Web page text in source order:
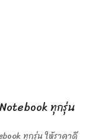
ทุกรุ่น
ทุกรุ่น ให้ราคาดี